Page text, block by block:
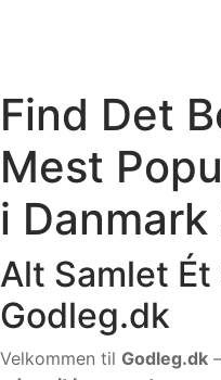
Find Det
Mest
i
Alt Samlet
Godleg.dk
Velkommen til Godleg.dk